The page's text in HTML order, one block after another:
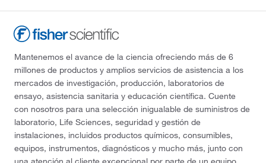
Mantenemos el avance de la ciencia ofreciendo más de 6
millones de productos y amplios servicios de asistencia a los
mercados de investigación, producción, laboratorios de
ensayo, asistencia sanitaria y educación científica. Cuente
con nosotros para una selección inigualable de suministros de
laboratorio, Life Sciences, seguridad y gestión de
instalaciones, incluidos productos químicos, consumibles,
equipos, instrumentos, diagnósticos y mucho más, junto con